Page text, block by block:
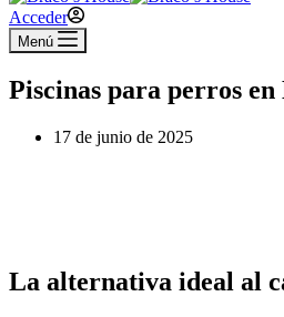
Acceder
Menú
Piscinas para perros
17 de junio de 2025
La alternativa ideal al